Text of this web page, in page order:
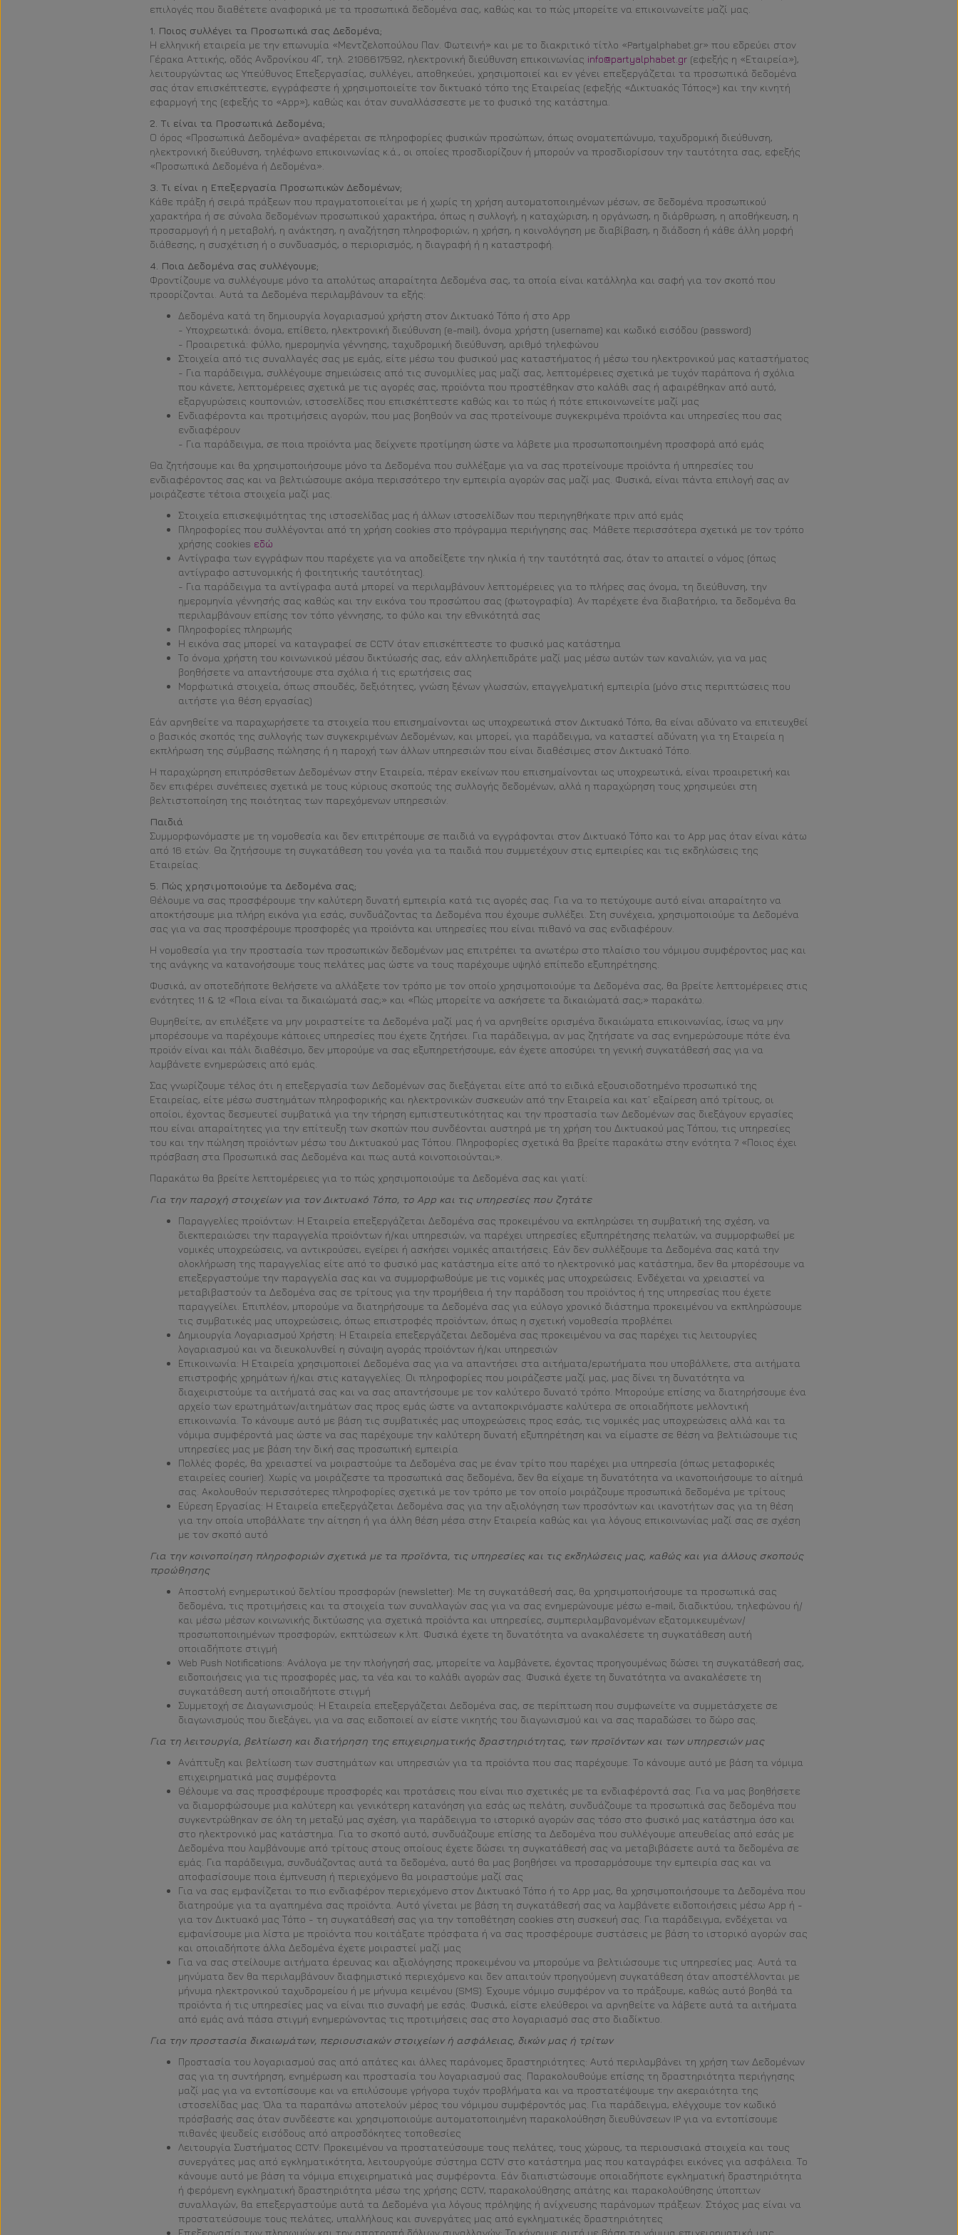
επιλογές που διαθέτετε αναφορικά με τα προσωπικά δεδομένα σας, καθώς και το πώς μπορείτε να επικοινωνείτε μαζί μας.
1. Ποιος συλλέγει τα Προσωπικά σας Δεδομένα;
Η ελληνική εταιρεία με την επωνυμία «Μεντζελοπούλου Παν. Φωτεινή» και με το διακριτικό τίτλο «Partyalphabet.gr» που εδρεύει στον
Γέρακα Αττικής, οδός Ανδρονίκου 4Γ, τηλ. 2106617592, ηλεκτρονική διεύθυνση επικοινωνίας info@partyalphabet.gr(εφεξής η «Εταιρεία»),
λειτουργώντας ως Υπεύθυνος Επεξεργασίας, συλλέγει, αποθηκεύει, χρησιμοποιεί και εν γένει επεξεργάζεται τα προσωπικά δεδομένα
σας όταν επισκέπτεστε, εγγράφεστε ή χρησιμοποιείτε τον δικτυακό τόπο της Εταιρείας (εφεξής «Δικτυακός Τόπος») και την κινητή
εφαρμογή της (εφεξής το «App»), καθώς και όταν συναλλάσσεστε με το φυσικό της κατάστημα.
2. Τι είναι τα Προσωπικά Δεδομένα;
Ο όρος «Προσωπικά Δεδομένα» αναφέρεται σε πληροφορίες φυσικών προσώπων, όπως ονοματεπώνυμο, ταχυδρομική διεύθυνση,
ηλεκτρονική διεύθυνση, τηλέφωνο επικοινωνίας κ.ά., οι οποίες προσδιορίζουν ή μπορούν να προσδιορίσουν την ταυτότητα σας, εφεξής
«Προσωπικά Δεδομένα ή Δεδομένα».
3. Τι είναι η Επεξεργασία Προσωπικών Δεδομένων;
Κάθε πράξη ή σειρά πράξεων που πραγματοποιείται με ή χωρίς τη χρήση αυτοματοποιημένων μέσων, σε δεδομένα προσωπικού
χαρακτήρα ή σε σύνολα δεδομένων προσωπικού χαρακτήρα, όπως η συλλογή, η καταχώριση, η οργάνωση, η διάρθρωση, η αποθήκευση, η
προσαρμογή ή η μεταβολή, η ανάκτηση, η αναζήτηση πληροφοριών, η χρήση, η κοινολόγηση με διαβίβαση, η διάδοση ή κάθε άλλη μορφή
διάθεσης, η συσχέτιση ή ο συνδυασμός, ο περιορισμός, η διαγραφή ή η καταστροφή.
4. Ποια Δεδομένα σας συλλέγουμε;
Φροντίζουμε να συλλέγουμε μόνο τα απολύτως απαραίτητα Δεδομένα σας, τα οποία είναι κατάλληλα και σαφή για τον σκοπό που
προορίζονται. Αυτά τα Δεδομένα περιλαμβάνουν τα εξής:
Δεδομένα κατά τη δημιουργία λογαριασμού χρήστη στον Δικτυακό Τόπο ή στο App
- Υποχρεωτικά: όνομα, επίθετο, ηλεκτρονική διεύθυνση (e-mail), όνομα χρήστη (username) και κωδικό εισόδου (password)
- Προαιρετικά: φύλλο, ημερομηνία γέννησης, ταχυδρομική διεύθυνση, αριθμό τηλεφώνου
Στοιχεία από τις συναλλαγές σας με εμάς, είτε μέσω του φυσικού μας καταστήματος ή μέσω του ηλεκτρονικού μας καταστήματος
- Για παράδειγμα, συλλέγουμε σημειώσεις από τις συνομιλίες μας μαζί σας, λεπτομέρειες σχετικά με τυχόν παράπονα ή σχόλια
που κάνετε, λεπτομέρειες σχετικά με τις αγορές σας, προϊόντα που προστέθηκαν στο καλάθι σας ή αφαιρέθηκαν από αυτό,
εξαργυρώσεις κουπονιών, ιστοσελίδες που επισκέπτεστε καθώς και το πώς ή πότε επικοινωνείτε μαζί μας
Ενδιαφέροντα και προτιμήσεις αγορών, που μας βοηθούν να σας προτείνουμε συγκεκριμένα προϊόντα και υπηρεσίες που σας
ενδιαφέρουν
- Για παράδειγμα, σε ποια προϊόντα μας δείχνετε προτίμηση ώστε να λάβετε μια προσωποποιημένη προσφορά από εμάς
Θα ζητήσουμε και θα χρησιμοποιήσουμε μόνο τα Δεδομένα που συλλέξαμε για να σας προτείνουμε προϊόντα ή υπηρεσίες του
ενδιαφέροντος σας και να βελτιώσουμε ακόμα περισσότερο την εμπειρία αγορών σας μαζί μας. Φυσικά, είναι πάντα επιλογή σας αν
μοιράζεστε τέτοια στοιχεία μαζί μας.
Στοιχεία επισκεψιμότητας της ιστοσελίδας μας ή άλλων ιστοσελίδων που περιηγηθήκατε πριν από εμάς
Πληροφορίες που συλλέγονται από τη χρήση cookies στο πρόγραμμα περιήγησης σας. Μάθετε περισσότερα σχετικά με τον τρόπο
χρήσης cookies εδώ
Αντίγραφα των εγγράφων που παρέχετε για να αποδείξετε την ηλικία ή την ταυτότητά σας, όταν το απαιτεί ο νόμος (όπως
αντίγραφο αστυνομικής ή φοιτητικής ταυτότητας).
- Για παράδειγμα τα αντίγραφα αυτά μπορεί να περιλαμβάνουν λεπτομέρειες για το πλήρες σας όνομα, τη διεύθυνση, την
ημερομηνία γέννησής σας καθώς και την εικόνα του προσώπου σας (φωτογραφία). Αν παρέχετε ένα διαβατήριο, τα δεδομένα θα
περιλαμβάνουν επίσης τον τόπο γέννησης, το φύλο και την εθνικότητά σας
Πληροφορίες πληρωμής
Η εικόνα σας μπορεί να καταγραφεί σε CCTV όταν επισκέπτεστε το φυσικό μας κατάστημα
Το όνομα χρήστη του κοινωνικού μέσου δικτύωσής σας, εάν αλληλεπιδράτε μαζί μας μέσω αυτών των καναλιών, για να μας
βοηθήσετε να απαντήσουμε στα σχόλια ή τις ερωτήσεις σας
Μορφωτικά στοιχεία, όπως σπουδές, δεξιότητες, γνώση ξένων γλωσσών, επαγγελματική εμπειρία (μόνο στις περιπτώσεις που
αιτήστε για θέση εργασίας)
Εάν αρνηθείτε να παραχωρήσετε τα στοιχεία που επισημαίνονται ως υποχρεωτικά στον Δικτυακό Τόπο, θα είναι αδύνατο να επιτευχθεί
ο βασικός σκοπός της συλλογής των συγκεκριμένων Δεδομένων, και μπορεί, για παράδειγμα, να καταστεί αδύνατη για τη Εταιρεία η
εκπλήρωση της σύμβασης πώλησης ή η παροχή των άλλων υπηρεσιών που είναι διαθέσιμες στον Δικτυακό Τόπο.
Η παραχώρηση επιπρόσθετων Δεδομένων στην Εταιρεία, πέραν εκείνων που επισημαίνονται ως υποχρεωτικά, είναι προαιρετική και
δεν επιφέρει συνέπειες σχετικά με τους κύριους σκοπούς της συλλογής δεδομένων, αλλά η παραχώρηση τους χρησιμεύει στη
βελτιστοποίηση της ποιότητας των παρεχόμενων υπηρεσιών.
Παιδιά
Συμμορφωνόμαστε με τη νομοθεσία και δεν επιτρέπουμε σε παιδιά να εγγράφονται στον Δικτυακό Τόπο και το App μας όταν είναι κάτω
από 16 ετών. Θα ζητήσουμε τη συγκατάθεση του γονέα για τα παιδιά που συμμετέχουν στις εμπειρίες και τις εκδηλώσεις της
Εταιρείας.
5. Πώς χρησιμοποιούμε τα Δεδομένα σας;
Θέλουμε να σας προσφέρουμε την καλύτερη δυνατή εμπειρία κατά τις αγορές σας. Για να το πετύχουμε αυτό είναι απαραίτητο να
αποκτήσουμε μια πλήρη εικόνα για εσάς, συνδυάζοντας τα Δεδομένα που έχουμε συλλέξει. Στη συνέχεια, χρησιμοποιούμε τα Δεδομένα
σας για να σας προσφέρουμε προσφορές για προϊόντα και υπηρεσίες που είναι πιθανό να σας ενδιαφέρουν.
Η νομοθεσία για την προστασία των προσωπικών δεδομένων μας επιτρέπει τα ανωτέρω στο πλαίσιο του νόμιμου συμφέροντος μας και
της ανάγκης να κατανοήσουμε τους πελάτες μας ώστε να τους παρέχουμε υψηλό επίπεδο εξυπηρέτησης.
Φυσικά, αν οποτεδήποτε θελήσετε να αλλάξετε τον τρόπο με τον οποίο χρησιμοποιούμε τα Δεδομένα σας, θα βρείτε λεπτομέρειες στις
ενότητες 11 & 12 «Ποια είναι τα δικαιώματά σας;» και «Πώς μπορείτε να ασκήσετε τα δικαιώματά σας;» παρακάτω.
Θυμηθείτε, αν επιλέξετε να μην μοιραστείτε τα Δεδομένα μαζί μας ή να αρνηθείτε ορισμένα δικαιώματα επικοινωνίας, ίσως να μην
μπορέσουμε να παρέχουμε κάποιες υπηρεσίες που έχετε ζητήσει. Για παράδειγμα, αν μας ζητήσατε να σας ενημερώσουμε πότε ένα
προϊόν είναι και πάλι διαθέσιμο, δεν μπορούμε να σας εξυπηρετήσουμε, εάν έχετε αποσύρει τη γενική συγκατάθεσή σας για να
λαμβάνετε ενημερώσεις από εμάς.
Σας γνωρίζουμε τέλος ότι η επεξεργασία των Δεδομένων σας διεξάγεται είτε από το ειδικά εξουσιοδοτημένο προσωπικό της
Εταιρείας, είτε μέσω συστημάτων πληροφορικής και ηλεκτρονικών συσκευών από την Εταιρεία και κατ’ εξαίρεση από τρίτους, οι
οποίοι, έχοντας δεσμευτεί συμβατικά για την τήρηση εμπιστευτικότητας και την προστασία των Δεδομένων σας διεξάγουν εργασίες
που είναι απαραίτητες για την επίτευξη των σκοπών που συνδέονται αυστηρά με τη χρήση του Δικτυακού μας Τόπου, τις υπηρεσίες
του και την πώληση προϊόντων μέσω του Δικτυακού μας Τόπου. Πληροφορίες σχετικά θα βρείτε παρακάτω στην ενότητα 7 «Ποιος έχει
πρόσβαση στα Προσωπικά σας Δεδομένα και πως αυτά κοινοποιούνται;».
Παρακάτω θα βρείτε λεπτομέρειες για το πώς χρησιμοποιούμε τα Δεδομένα σας και γιατί:
Για την παροχή στοιχείων για τον Δικτυακό Τόπο, το App και τις υπηρεσίες που ζητάτε
Παραγγελίες προϊόντων: Η Εταιρεία επεξεργάζεται Δεδομένα σας προκειμένου να εκπληρώσει τη συμβατική της σχέση, να
διεκπεραιώσει την παραγγελία προϊόντων ή/και υπηρεσιών, να παρέχει υπηρεσίες εξυπηρέτησης πελατών, να συμμορφωθεί με
νομικές υποχρεώσεις, να αντικρούσει, εγείρει ή ασκήσει νομικές απαιτήσεις. Εάν δεν συλλέξουμε τα Δεδομένα σας κατά την
ολοκλήρωση της παραγγελίας είτε από το φυσικό μας κατάστημα είτε από το ηλεκτρονικό μας κατάστημα, δεν θα μπορέσουμε να
επεξεργαστούμε την παραγγελία σας και να συμμορφωθούμε με τις νομικές μας υποχρεώσεις. Ενδέχεται να χρειαστεί να
μεταβιβαστούν τα Δεδομένα σας σε τρίτους για την προμήθεια ή την παράδοση του προϊόντος ή της υπηρεσίας που έχετε
παραγγείλει. Επιπλέον, μπορούμε να διατηρήσουμε τα Δεδομένα σας για εύλογο χρονικό διάστημα προκειμένου να εκπληρώσουμε
τις συμβατικές μας υποχρεώσεις, όπως επιστροφές προϊόντων, όπως η σχετική νομοθεσία προβλέπει
Δημιουργία Λογαριασμού Χρήστη: Η Εταιρεία επεξεργάζεται Δεδομένα σας προκειμένου να σας παρέχει τις λειτουργίες
λογαριασμού και να διευκολυνθεί η σύναψη αγοράς προϊόντων ή/και υπηρεσιών
Επικοινωνία: Η Εταιρεία χρησιμοποιεί Δεδομένα σας για να απαντήσει στα αιτήματα/ερωτήματα που υποβάλλετε, στα αιτήματα
επιστροφής χρημάτων ή/και στις καταγγελίες. Οι πληροφορίες που μοιράζεστε μαζί μας, μας δίνει τη δυνατότητα να
διαχειριστούμε τα αιτήματά σας και να σας απαντήσουμε με τον καλύτερο δυνατό τρόπο. Μπορούμε επίσης να διατηρήσουμε ένα
αρχείο των ερωτημάτων/αιτημάτων σας προς εμάς ώστε να ανταποκρινόμαστε καλύτερα σε οποιαδήποτε μελλοντική
επικοινωνία. Το κάνουμε αυτό με βάση τις συμβατικές μας υποχρεώσεις προς εσάς, τις νομικές μας υποχρεώσεις αλλά και τα
νόμιμα συμφέροντά μας ώστε να σας παρέχουμε την καλύτερη δυνατή εξυπηρέτηση και να είμαστε σε θέση να βελτιώσουμε τις
υπηρεσίες μας με βάση την δική σας προσωπική εμπειρία
Πολλές φορές, θα χρειαστεί να μοιραστούμε τα Δεδομένα σας με έναν τρίτο που παρέχει μια υπηρεσία (όπως μεταφορικές
εταιρείες courier). Χωρίς να μοιράζεστε τα προσωπικά σας δεδομένα, δεν θα είχαμε τη δυνατότητα να ικανοποιήσουμε το αίτημά
σας. Ακολουθούν περισσότερες πληροφορίες σχετικά με τον τρόπο με τον οποίο μοιράζουμε προσωπικά δεδομένα με τρίτους
Εύρεση Εργασίας: Η Εταιρεία επεξεργάζεται Δεδομένα σας για την αξιολόγηση των προσόντων και ικανοτήτων σας για τη θέση
για την οποία υποβάλλατε την αίτηση ή για άλλη θέση μέσα στην Εταιρεία καθώς και για λόγους επικοινωνίας μαζί σας σε σχέση
με τον σκοπό αυτό
Για την κοινοποίηση πληροφοριών σχετικά με τα προϊόντα, τις υπηρεσίες και τις εκδηλώσεις μας, καθώς και για άλλους σκοπούς
προώθησης
Αποστολή ενημερωτικού δελτίου προσφορών (newsletter): Με τη συγκατάθεσή σας, θα χρησιμοποιήσουμε τα προσωπικά σας
δεδομένα, τις προτιμήσεις και τα στοιχεία των συναλλαγών σας για να σας ενημερώνουμε μέσω e-mail, διαδικτύου, τηλεφώνου ή/
και μέσω μέσων κοινωνικής δικτύωσης για σχετικά προϊόντα και υπηρεσίες, συμπεριλαμβανομένων εξατομικευμένων/
προσωποποιημένων προσφορών, εκπτώσεων κ.λπ. Φυσικά έχετε τη δυνατότητα να ανακαλέσετε τη συγκατάθεση αυτή
οποιαδήποτε στιγμή
Web Push Notifications: Ανάλογα με την πλοήγησή σας, μπορείτε να λαμβάνετε, έχοντας προηγουμένως δώσει τη συγκατάθεσή σας,
ειδοποιήσεις για τις προσφορές μας, τα νέα και το καλάθι αγορών σας. Φυσικά έχετε τη δυνατότητα να ανακαλέσετε τη
συγκατάθεση αυτή οποιαδήποτε στιγμή
Συμμετοχή σε Διαγωνισμούς: Η Εταιρεία επεξεργάζεται Δεδομένα σας, σε περίπτωση που συμφωνείτε να συμμετάσχετε σε
διαγωνισμούς που διεξάγει, για να σας ειδοποιεί αν είστε νικητής του διαγωνισμού και να σας παραδώσει το δώρο σας.
Για τη λειτουργία, βελτίωση και διατήρηση της επιχειρηματικής δραστηριότητας, των προϊόντων και των υπηρεσιών μας
Ανάπτυξη και βελτίωση των συστημάτων και υπηρεσιών για τα προϊόντα που σας παρέχουμε. Το κάνουμε αυτό με βάση τα νόμιμα
επιχειρηματικά μας συμφέροντα
Θέλουμε να σας προσφέρουμε προσφορές και προτάσεις που είναι πιο σχετικές με τα ενδιαφέροντά σας. Για να μας βοηθήσετε
να διαμορφώσουμε μια καλύτερη και γενικότερη κατανόηση για εσάς ως πελάτη, συνδυάζουμε τα προσωπικά σας δεδομένα που
συγκεντρώθηκαν σε όλη τη μεταξύ μας σχέση, για παράδειγμα το ιστορικό αγορών σας τόσο στo φυσικό μας κατάστημα όσο και
στο ηλεκτρονικό μας κατάστημα. Για το σκοπό αυτό, συνδυάζουμε επίσης τα Δεδομένα που συλλέγουμε απευθείας από εσάς με
Δεδομένα που λαμβάνουμε από τρίτους στους οποίους έχετε δώσει τη συγκατάθεσή σας να μεταβιβάσετε αυτά τα δεδομένα σε
εμάς. Για παράδειγμα, συνδυάζοντας αυτά τα δεδομένα, αυτό θα μας βοηθήσει να προσαρμόσουμε την εμπειρία σας και να
αποφασίσουμε ποια έμπνευση ή περιεχόμενο θα μοιραστούμε μαζί σας
Για να σας εμφανίζεται το πιο ενδιαφέρον περιεχόμενο στον Δικτυακό Τόπο ή το App μας, θα χρησιμοποιήσουμε τα Δεδομένα που
διατηρούμε για τα αγαπημένα σας προϊόντα. Αυτό γίνεται με βάση τη συγκατάθεσή σας να λαμβάνετε ειδοποιήσεις μέσω App ή -
για τον Δικτυακό μας Τόπο - τη συγκατάθεσή σας για την τοποθέτηση cookies στη συσκευή σας. Για παράδειγμα, ενδέχεται να
εμφανίσουμε μια λίστα με προϊόντα που κοιτάξατε πρόσφατα ή να σας προσφέρουμε συστάσεις με βάση το ιστορικό αγορών σας
και οποιαδήποτε άλλα Δεδομένα έχετε μοιραστεί μαζί μας
Για να σας στείλουμε αιτήματα έρευνας και αξιολόγησης προκειμένου να μπορούμε να βελτιώσουμε τις υπηρεσίες μας. Αυτά τα
μηνύματα δεν θα περιλαμβάνουν διαφημιστικό περιεχόμενο και δεν απαιτούν προηγούμενη συγκατάθεση όταν αποστέλλονται με
μήνυμα ηλεκτρονικού ταχυδρομείου ή με μήνυμα κειμένου (SMS). Έχουμε νόμιμο συμφέρον να το πράξουμε, καθώς αυτό βοηθά τα
προϊόντα ή τις υπηρεσίες μας να είναι πιο συναφή με εσάς. Φυσικά, είστε ελεύθεροι να αρνηθείτε να λάβετε αυτά τα αιτήματα
από εμάς ανά πάσα στιγμή ενημερώνοντας τις προτιμήσεις σας στο λογαριασμό σας στο διαδίκτυο.
Για την προστασία δικαιωμάτων, περιουσιακών στοιχείων ή ασφάλειας, δικών μας ή τρίτων
Προστασία του λογαριασμού σας από απάτες και άλλες παράνομες δραστηριότητες: Αυτό περιλαμβάνει τη χρήση των Δεδομένων
σας για τη συντήρηση, ενημέρωση και προστασία του λογαριασμού σας. Παρακολουθούμε επίσης τη δραστηριότητα περιήγησης
μαζί μας για να εντοπίσουμε και να επιλύσουμε γρήγορα τυχόν προβλήματα και να προστατέψουμε την ακεραιότητα της
ιστοσελίδας μας. Όλα τα παραπάνω αποτελούν μέρος του νόμιμου συμφέροντός μας. Για παράδειγμα, ελέγχουμε τον κωδικό
πρόσβασής σας όταν συνδέεστε και χρησιμοποιούμε αυτοματοποιημένη παρακολούθηση διευθύνσεων IP για να εντοπίσουμε
πιθανές ψευδείς εισόδους από απροσδόκητες τοποθεσίες
Λειτουργία Συστήματος CCTV: Προκειμένου να προστατεύσουμε τους πελάτες, τους χώρους, τα περιουσιακά στοιχεία και τους
συνεργάτες μας από εγκληματικότητα, λειτουργούμε σύστημα CCTV στο κατάστημα μας που καταγράφει εικόνες για ασφάλεια. Το
κάνουμε αυτό με βάση τα νόμιμα επιχειρηματικά μας συμφέροντα. Εάν διαπιστώσουμε οποιαδήποτε εγκληματική δραστηριότητα
ή φερόμενη εγκληματική δραστηριότητα μέσω της χρήσης CCTV, παρακολούθησης απάτης και παρακολούθησης ύποπτων
συναλλαγών, θα επεξεργαστούμε αυτά τα Δεδομένα για λόγους πρόληψης ή ανίχνευσης παράνομων πράξεων. Στόχος μας είναι να
προστατεύσουμε τους πελάτες, υπαλλήλους και συνεργάτες μας από εγκληματικές δραστηριότητες
Επεξεργασία των πληρωμών και την αποτροπή δόλιων συναλλαγών: Το κάνουμε αυτό με βάση τα νόμιμα επιχειρηματικά μας